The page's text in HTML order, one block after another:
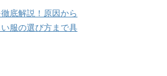
底解説！原因から
服の選び方まで具